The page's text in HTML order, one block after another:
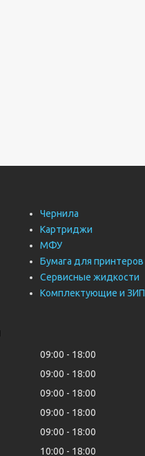
Чернила
Картриджи
МФУ
Бумага для принтеров
Сервисные жидкости
Комплектующие и ЗИП
09:00
18:00
09:00
18:00
09:00
18:00
09:00
18:00
09:00
18:00
10:00 18:00